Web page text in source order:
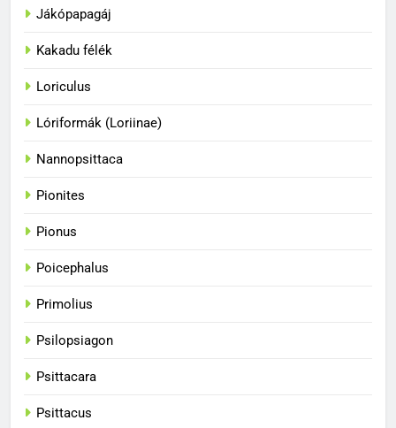
Jákópapagáj
Kakadu félék
Loriculus
Lóriformák (Loriinae)
Nannopsittaca
Pionites
Pionus
Poicephalus
Primolius
Psilopsiagon
Psittacara
Psittacus
33
fogságban